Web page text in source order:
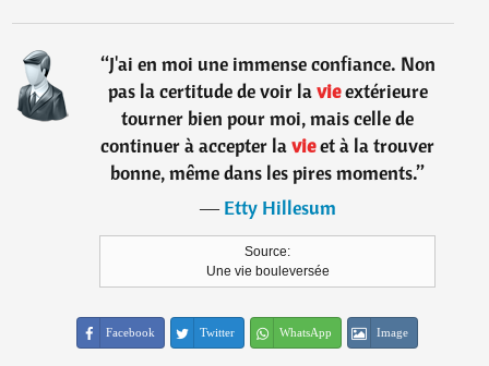
“J'ai en moi une immense confiance. Non
pas la certitude de voir lavieextérieure
tourner bien pour moi, mais celle de
continuer à accepter lavieet à la trouver
bonne, même dans les pires moments.”
―Etty Hillesum
Source:
Une vie bouleversée
Facebook Twitter WhatsApp Image